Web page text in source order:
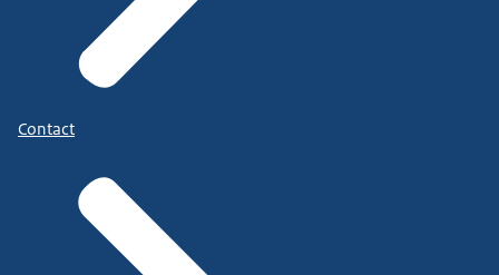
Contact